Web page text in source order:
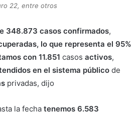
22, entre otros
348.873 casos confirmados,
lo que representa el 95%
con 11.851 casos activos,
en el sistema público de
privadas, dijo
la fecha tenemos 6.583